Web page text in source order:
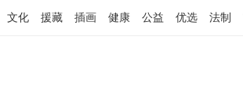
文化 援藏 插画 健康 公益 优选 法制